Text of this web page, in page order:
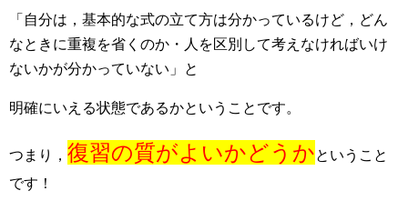
「自分は，基本的な式の立て方は分かっているけど，どん
なときに重複を省くのか・人を区別して考えなければいけ
ないかが分かっていない」と
明確にいえる状態であるかということです。
つまり， 復習の質がよいかどうかということ
です！